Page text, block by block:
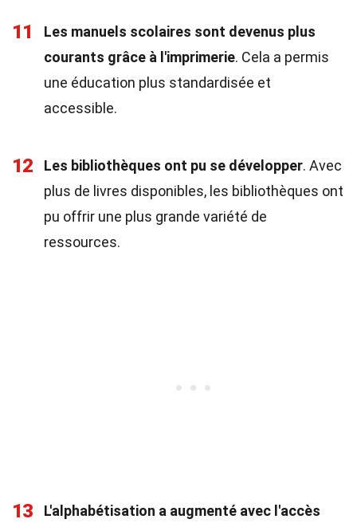
11
Les manuels scolaires sont devenus plus
courants grâce à l'imprimerie. Cela a permis
une éducation plus standardisée et
accessible.
12 Les bibliothèques ont pu se développer. Avec
plus de livres disponibles, les bibliothèques ont
pu offrir une plus grande variété de
ressources.
13
L'alphabétisation a augmenté avec l'accès